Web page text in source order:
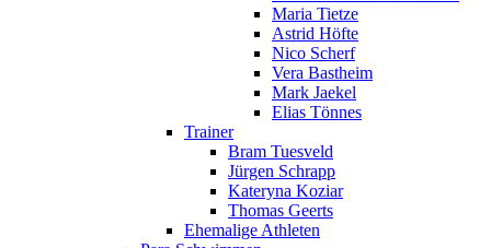
Maria Tietze
Astrid Höfte
Nico Scherf
Vera Bastheim
Mark Jaekel
Elias Tönnes
Trainer
Bram Tuesveld
Jürgen Schrapp
Kateryna Koziar
Thomas Geerts
Ehemalige Athleten